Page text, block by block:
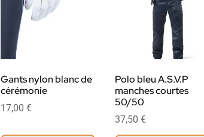
Gants nylon blanc de
cérémonie
17,00 €
Polo bleu A.S.V.P
manches courtes
50/50
37,50€